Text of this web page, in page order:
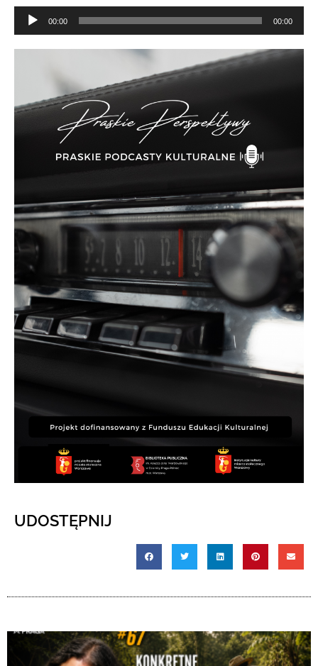
dźwiękowych
Odtwarzacz
plików
00:00 00:00
UDOSTĘPNIJ